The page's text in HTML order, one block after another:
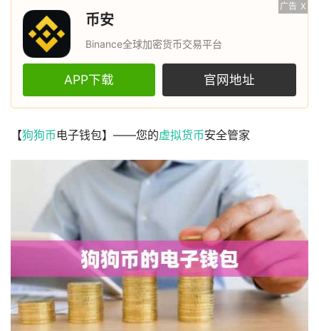
广告 X
币安
Binance全球加密货币交易平台
APP下载 官网地址
【狗狗币电子钱包】——您的虚拟货币安全管家